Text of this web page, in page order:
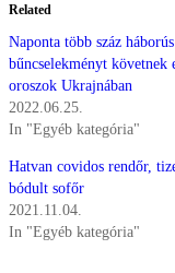
Related
Naponta több száz háborús
bűncselekményt követnek
oroszok Ukrajnában
2022.06.25.
In "Egyéb kategória"
Hatvan covidos rendőr,
bódult sofőr
2021.11.04.
In "Egyéb kategória"